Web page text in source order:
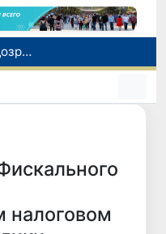
В Ташкенте задержали подозреваемых в распространении крупной партии наркотиков
В Узбекистане упростят назначение пенсий по инвалидности
налоговом